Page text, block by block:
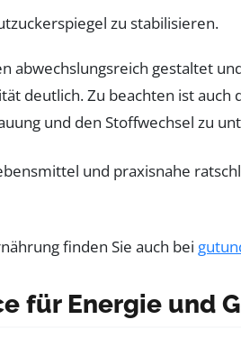
zu stabilisieren.
abwechslungsreich gestaltet
deutlich. Zu beachten ist
und den Stoffwechsel zu
finden Sie auch bei
für Energie und